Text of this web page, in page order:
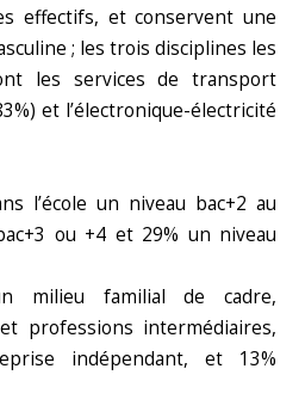
effectifs, et conservent une
; les trois disciplines les
les services de transport
et l’électronique-électricité
l’école un niveau bac+2 au
ou +4 et 29% un niveau
milieu familial de cadre,
professions intermédiaires,
indépendant, et 13%